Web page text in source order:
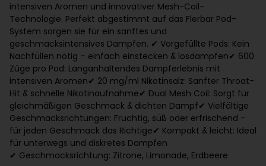
intensiven Aromen und innovativer Mesh-Coil-
Technologie. Perfekt abgestimmt auf das Flerbar Pod-
System sorgen sie für ein sanftes und
geschmacksintensives Dampfen. ✔ Vorgefüllte Pods: Kein
Nachfüllen nötig – einfach einstecken & losdampfen ✔ 600
Züge pro Pod: Langanhaltendes Dampferlebnis mit
intensiven Aromen ✔ 20 mg/ml Nikotinsalz: Sanfter Throat-
Hit & schnelle Nikotinaufnahme ✔ Dual Mesh Coil: Sorgt für
gleichmäßigen Geschmack & dichten Dampf ✔ Vielfältige
Geschmacksrichtungen: Fruchtig, süß oder erfrischend –
für jeden Geschmack das Richtige ✔ Kompakt & leicht: Ideal
für unterwegs und diskretes Dampfen
✔ Geschmacksrichtung: Zitrone, Limonade, Erdbeere